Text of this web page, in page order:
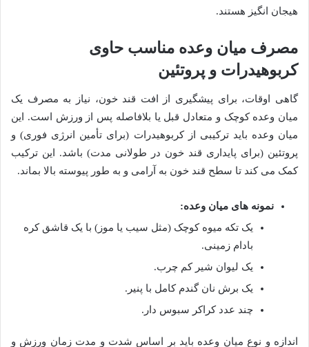
هیجان انگیز هستند.
مصرف میان وعده مناسب حاوی
کربوهیدرات و پروتئین
گاهی اوقات، برای پیشگیری از افت قند خون، نیاز به مصرف یک
میان وعده کوچک و متعادل قبل یا بلافاصله پس از ورزش است. این
میان وعده باید ترکیبی از کربوهیدرات (برای تأمین انرژی فوری) و
پروتئین (برای پایداری قند خون در طولانی مدت) باشد. این ترکیب
کمک می کند تا سطح قند خون به آرامی و به طور پیوسته بالا بماند.
نمونه های میان وعده:
یک تکه میوه کوچک (مثل سیب یا موز) با یک قاشق کره
بادام زمینی.
یک لیوان شیر کم چرب.
یک برش نان گندم کامل با پنیر.
چند عدد کراکر سبوس دار.
اندازه و نوع میان وعده باید بر اساس شدت و مدت زمان ورزش و